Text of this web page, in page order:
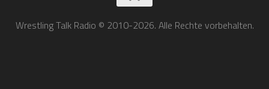
Wrestling Talk Radio © 2010-2026. Alle Rechte vorbehalten.